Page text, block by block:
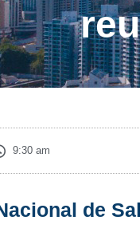
9:30 am
de